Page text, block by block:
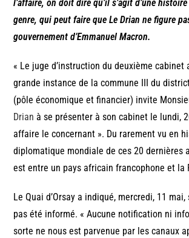
l’affaire, on doit dire qu’il s’agit d’une
genre, qui peut faire que Le Drian ne figure
gouvernement d’Emmanuel Macron.
« Le juge d’instruction du deuxième cabinet
grande instance de la commune III du
(pôle économique et financier) invite
Drian à se présenter à son cabinet le lundi,
affaire le concernant ». Du rarement vu en
diplomatique mondiale de ces 20 dernières
est entre un pays africain francophone et la
Le Quai d’Orsay a indiqué, mercredi, 11 mai,
pas été informé. « Aucune notification ni
sorte ne nous est parvenue par les canaux